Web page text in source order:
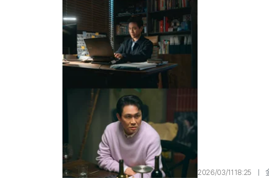
2026/03/11 18:25